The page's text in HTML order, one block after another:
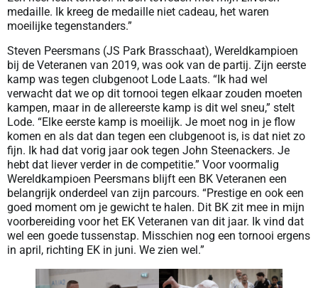
medaille. Ik kreeg de medaille niet cadeau, het waren
moeilijke tegenstanders.”
Steven Peersmans (JS Park Brasschaat), Wereldkampioen
bij de Veteranen van 2019, was ook van de partij. Zijn eerste
kamp was tegen clubgenoot Lode Laats. “Ik had wel
verwacht dat we op dit tornooi tegen elkaar zouden moeten
kampen, maar in de allereerste kamp is dit wel sneu,” stelt
Lode. “Elke eerste kamp is moeilijk. Je moet nog in je flow
komen en als dat dan tegen een clubgenoot is, is dat niet zo
fijn. Ik had dat vorig jaar ook tegen John Steenackers. Je
hebt dat liever verder in de competitie.” Voor voormalig
Wereldkampioen Peersmans blijft een BK Veteranen een
belangrijk onderdeel van zijn parcours. “Prestige en ook een
goed moment om je gewicht te halen. Dit BK zit mee in mijn
voorbereiding voor het EK Veteranen van dit jaar. Ik vind dat
wel een goede tussenstap. Misschien nog een tornooi ergens
in april, richting EK in juni. We zien wel.”